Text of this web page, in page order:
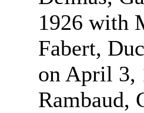
1926 with
Fabert,
on April 3,
Rambaud,